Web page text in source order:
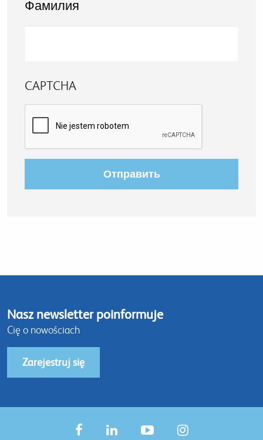
Фамилия
CAPTCHA
Nasz newsletter poinformuje
Cię o nowościach
Zarejestruj się